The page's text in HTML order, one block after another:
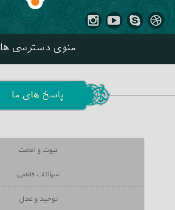
منوی دسترسی ها
پاسخ های ما
نبوت و امامت
سؤالات فاطمی
توحید و عدل